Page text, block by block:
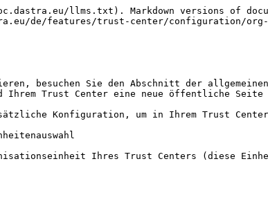
llms.txt). Markdown versions of
de/features/trust-center/configuration/
besuchen Sie den Abschnitt der
Trust Center eine neue öffentliche
Konfiguration, um in Ihrem Trust
Ihres Trust Centers (diese